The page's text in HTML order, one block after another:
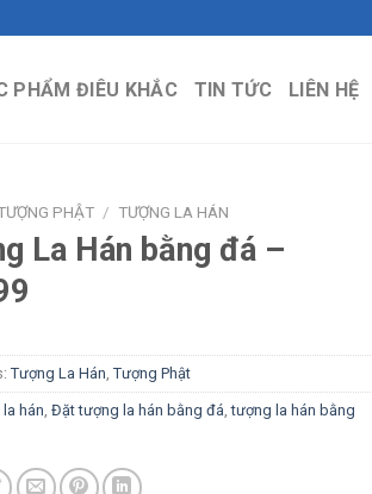
PHẨM ĐIÊU KHẮC TIN TỨC LIÊN HỆ
PHẬT / TƯỢNG LA HÁN
La Hán bằng đá –
Tượng La Hán Tượng Phật
la hán Đặt tượng la hán bằng đá ,tượng la hán bằng